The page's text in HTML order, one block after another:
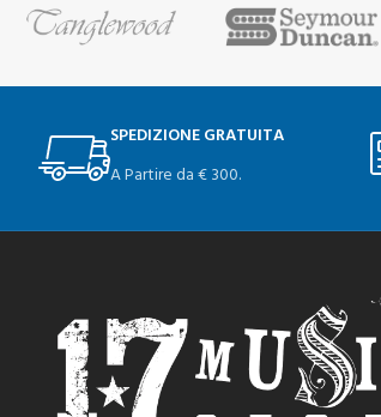
SPEDIZIONE GRATUITA
A Partire da € 300.